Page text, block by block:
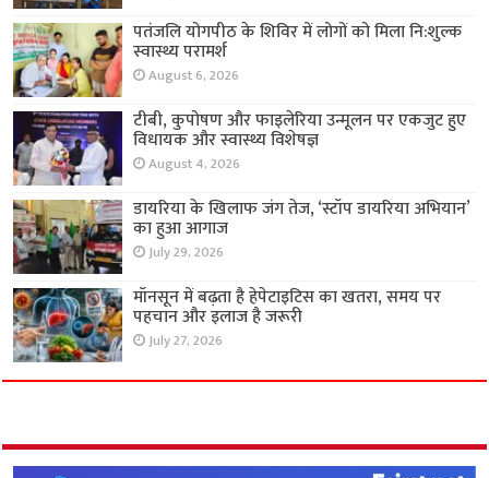
पतंजलि योगपीठ के शिविर में लोगों को मिला नि:शुल्क
स्वास्थ्य परामर्श
August 6, 2026
टीबी, कुपोषण और फाइलेरिया उन्मूलन पर एकजुट हुए
विधायक और स्वास्थ्य विशेषज्ञ
August 4, 2026
डायरिया के खिलाफ जंग तेज, ‘स्टॉप डायरिया अभियान’
का हुआ आगाज
July 29, 2026
मॉनसून में बढ़ता है हेपेटाइटिस का खतरा, समय पर
पहचान और इलाज है जरूरी
July 27, 2026